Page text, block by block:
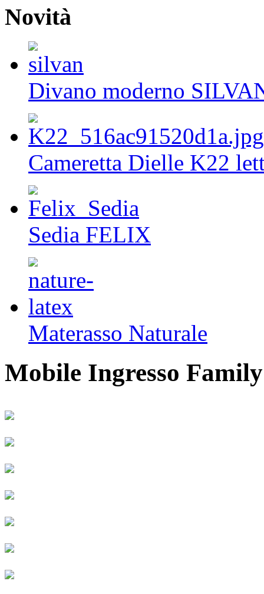
Novità
Divano moderno
Cameretta Dielle K22
Sedia FELIX
Materasso Naturale
Mobile Ingresso